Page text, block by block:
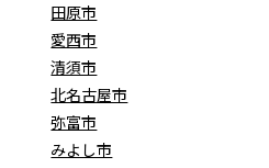
田原市
愛西市
清須市
北名古屋市
弥富市
みよし市